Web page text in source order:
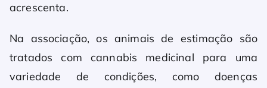
acrescenta.
Na associação, os animais de estimação são
tratados com cannabis medicinal para uma
variedade de condições, como doenças